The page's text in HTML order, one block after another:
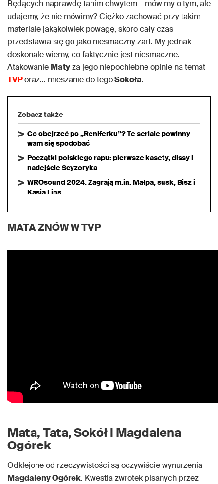
Będących naprawdę tanim chwytem – mówimy o tym, ale
udajemy, że nie mówimy? Ciężko zachować przy takim
materiale jakąkolwiek powagę, skoro cały czas
przedstawia się go jako niesmaczny żart. My jednak
doskonale wiemy, co faktycznie jest niesmaczne.
Atakowanie Matyza jego niepochlebne opinie na temat
TVPoraz… mieszanie do tegoSokoła.
Zobacz także
Co obejrzeć po „Reniferku”? Te seriale powinny
wam się spodobać
Początki polskiego rapu: pierwsze kasety, dissy i
nadejście Scyzoryka
WROsound 2024. Zagrają m.in. Małpa, susk, Bisz i
Kasia Lins
MATA ZNÓW W TVP
Mata, Tata, Sokół i Magdalena
Ogórek
Odklejone od rzeczywistości są oczywiście wynurzenia
Magdaleny Ogórek. Kwestia zwrotek pisanych przez